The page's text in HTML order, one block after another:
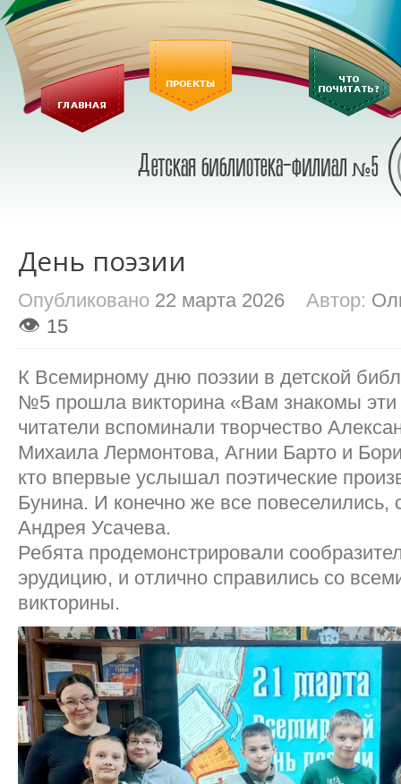
День поэзии
Опубликовано 22 марта 2026 Автор:
👁 15
К Всемирному дню поэзии в детской
№5 прошла викторина «Вам знакомы
читатели вспоминали творчество
Михаила Лермонтова, Агнии Барто и
кто впервые услышал поэтические
Бунина. И конечно же все повеселились,
Андрея Усачева.
Ребята продемонстрировали
эрудицию, и отлично справились со
викторины.